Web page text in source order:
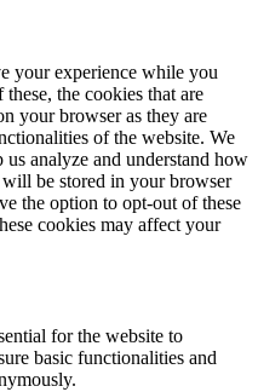
your experience while you
the cookies that are
your browser as they are
of the website. We
analyze and understand how
be stored in your browser
the option to opt-out of these
cookies may affect your
for the website to
basic functionalities and